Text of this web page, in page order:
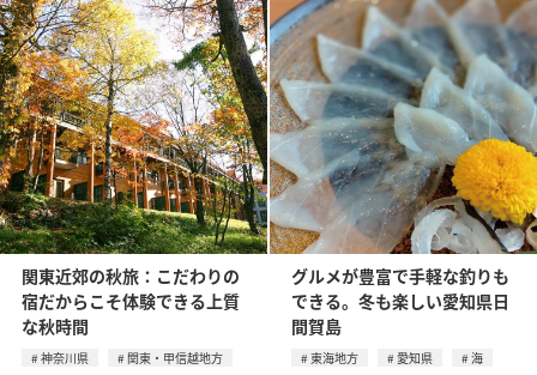
関東近郊の秋旅：こだわりの
宿だからこそ体験できる上質
な秋時間
神奈川県
関東・甲信越地方
グルメが豊富で手軽な釣りも
できる。冬も楽しい愛知県日
間賀島
東海地方 愛知県
海